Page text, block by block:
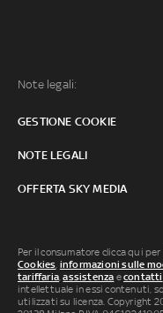
Note legali:
GESTIONE COOKIE
NOTE LEGALI
OFFERTA SKY MEDIA
Per il consumatore clicca qui
Cookies informazioni sulle
tariffaria ,assistenza econtatti
intellettuale in essi contenuti,
utilizzati su licenza. Copyright